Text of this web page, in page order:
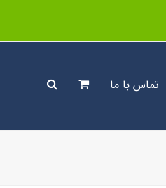
تماس با ما